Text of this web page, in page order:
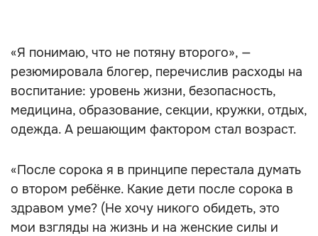
«Я понимаю, что не потяну второго», —
резюмировала блогер, перечислив расходы на
воспитание: уровень жизни, безопасность,
медицина, образование, секции, кружки, отдых,
одежда. А решающим фактором стал возраст.
«После сорока я в принципе перестала думать
о втором ребёнке. Какие дети после сорока в
здравом уме? (Не хочу никого обидеть, это
мои взгляды на жизнь и на женские силы и